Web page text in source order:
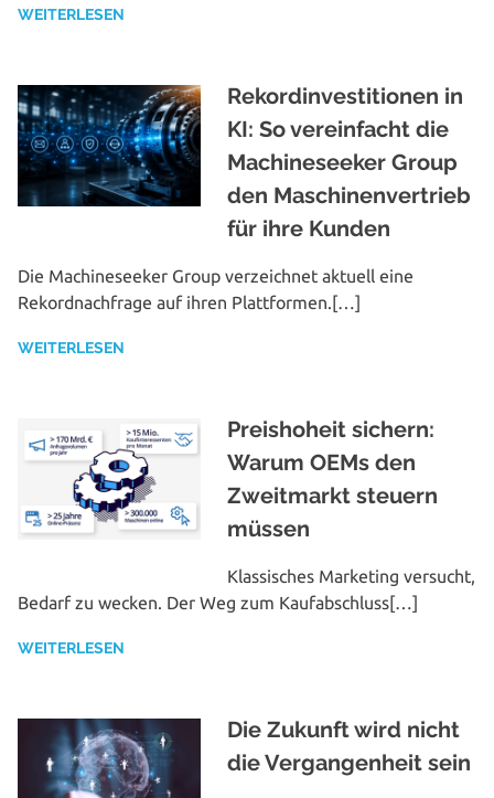
WEITERLESEN
Rekordinvestitionen in
KI: So vereinfacht die
Machineseeker Group
den Maschinenvertrieb
für ihre Kunden
Die Machine­seeker Group ver­zeich­net aktuell eine
Rekord­nach­fra­ge auf ihren Plattformen.[…]
WEITERLESEN
Preishoheit sichern:
Warum OEMs den
Zweitmarkt steuern
müssen
Klas­si­sches Marketing versucht,
Bedarf zu wecken. Der Weg zum Kaufabschluss[…]
WEITERLESEN
Die Zukunft wird nicht
die Vergangenheit sein